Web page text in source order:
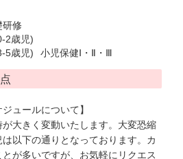
研修
2歳児)
5歳児)
小児保健Ⅰ・Ⅱ・Ⅲ
ュールについて】
大きく変動いたします。大変恐縮
以下の通りとなっております。カ
が多いですが、お気軽にリクエス